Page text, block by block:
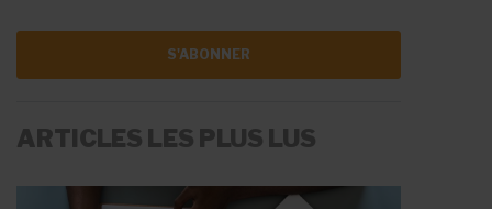
S'ABONNER
ARTICLES LES PLUS LUS